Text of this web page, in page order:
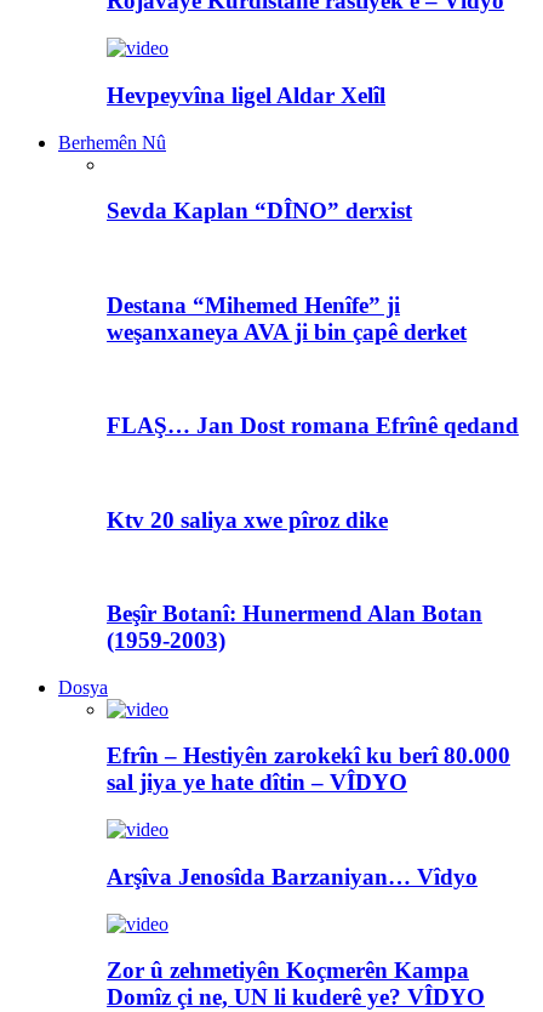
Hevpeyvîna ligel Aldar Xelîl
Berhemên Nû
Sevda Kaplan “DÎNO” derxist
Destana “Mihemed Henîfe” ji
weşanxaneya AVA ji bin çapê derket
FLAŞ… Jan Dost romana Efrînê qedand
Ktv 20 saliya xwe pîroz dike
Beşîr Botanî: Hunermend Alan Botan
(1959-2003)
Dosya
Efrîn – Hestiyên zarokekî ku berî 80.000
sal jiya ye hate dîtin – VÎDYO
Arşîva Jenosîda Barzaniyan… Vîdyo
Zor û zehmetiyên Koçmerên Kampa
Domîz çi ne, UN li kuderê ye? VÎDYO